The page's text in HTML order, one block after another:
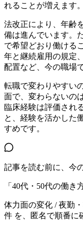
れることが増えます。
法改正により、年齢
備は進んでいます。
で希望どおり働ける
年と継続雇用の規定
配置など、今の職場
転職で変わりやすい
面で、変わらないの
臨床経験は評価され
と、経験を活かした
すめです。
記事を読む前に、今
「40代・50代の働
体力面の変化 / 夜勤
件 を、匿名で順番に